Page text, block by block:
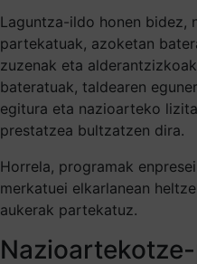
Laguntza-ildo honen bidez,
partekatuak, azoketan
zuzenak eta
bateratuak, taldearen
egitura eta nazioarteko
prestatzea bultzatzen dira.
Horrela, programak
merkatuei elkarlanean
aukerak partekatuz.